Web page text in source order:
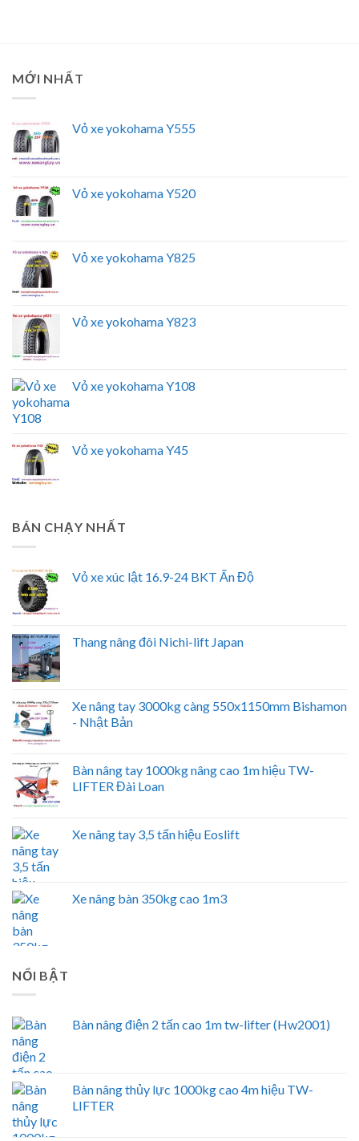
MỚI NHẤT
Vỏ xe yokohama Y555
Vỏ xe yokohama Y520
Vỏ xe yokohama Y825
Vỏ xe yokohama Y823
Vỏ xe yokohama Y108
Vỏ xe yokohama Y45
BÁN CHẠY NHẤT
Vỏ xe xúc lật 16.9-24 BKT Ấn Độ
Thang nâng đôi Nichi-lift Japan
Xe nâng tay 3000kg càng 550x1150mm Bishamon
- Nhật Bản
Bàn nâng tay 1000kg nâng cao 1m hiệu TW-
LIFTER Đài Loan
Xe nâng tay 3,5 tấn hiệu Eoslift
Xe nâng bàn 350kg cao 1m3
NỔI BẬT
Bàn nâng điện 2 tấn cao 1m tw-lifter (Hw2001)
Bàn nâng thủy lực 1000kg cao 4m hiệu TW-
LIFTER